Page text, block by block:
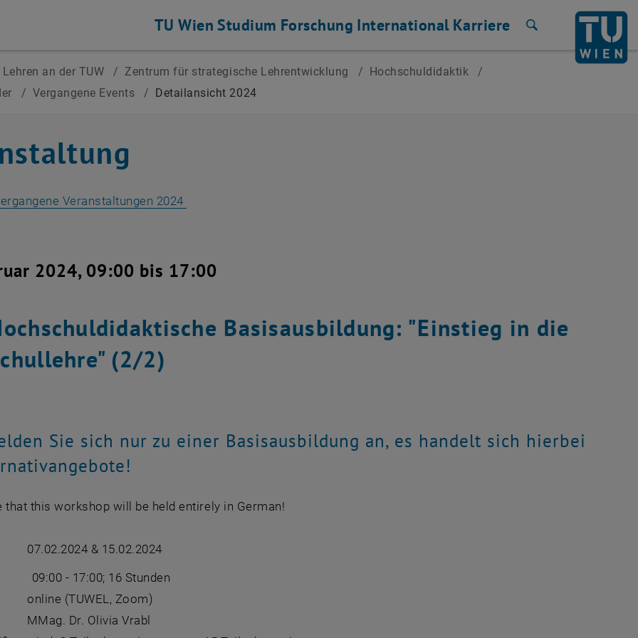
TU Wien Studium Forschung International Karriere
Lehren an der TUW / Zentrum für strategische Lehrentwicklung / Hochschuldidaktik
/
/ Vergangene Events / Detailansicht 2024
Veranstaltungen 2024
2024, 09:00 bis 17:00
Basisausbildung: "Einstieg in die
(2/2)
Sie sich nur zu einer Basisausbildung an, es handelt sich hierbei
that this workshop will be held entirely in German!
07.02.2024 & 15.02.2024
09:00 - 17:00; 16 Stunden
online (TUWEL, Zoom)
MMag. Dr. Olivia Vrabl